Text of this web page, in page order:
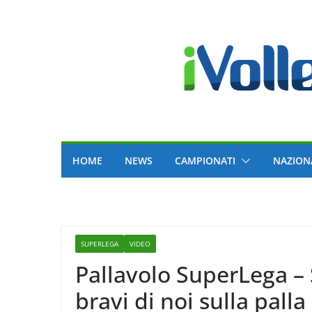
HOME NEWS CAMPIONATI
SUPERLEGA VIDEO
Pallavolo SuperLega
bravi di noi sulla